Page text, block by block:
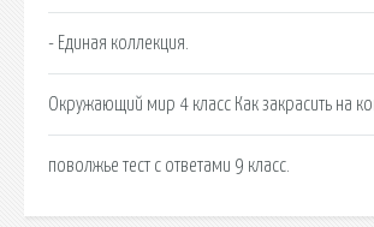
- Единая коллекция.
Окружающий мир 4 класс Как закрасить на
поволжье тест с ответами 9 класс.